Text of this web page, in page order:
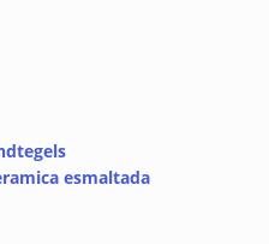
esmaltada